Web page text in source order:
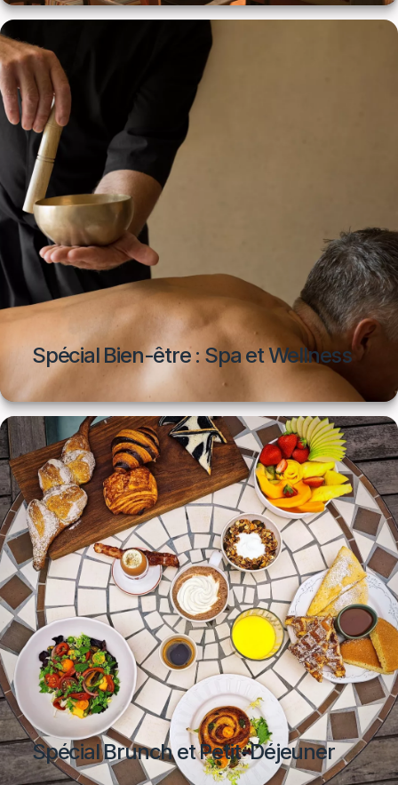
Spécial Bien-être : Spa et Wellness
Spécial Brunch et Petit-Déjeuner